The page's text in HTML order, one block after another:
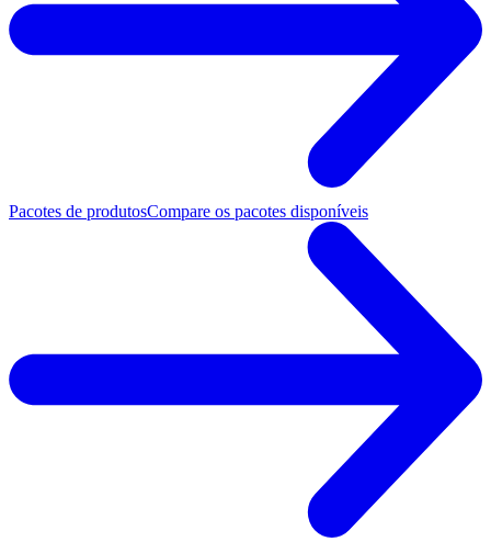
Pacotes de produtosCompare os pacotes disponíveis